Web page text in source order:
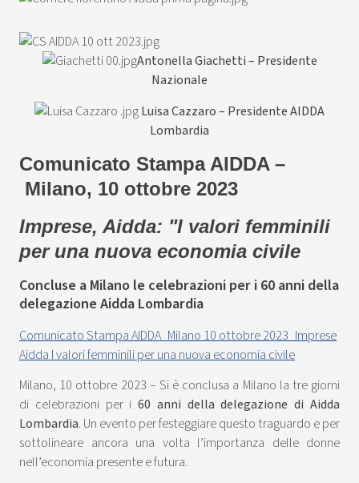
Antonella Giachetti – Presidente
Nazionale
Luisa Cazzaro – Presidente AIDDA
Lombardia
Comunicato Stampa AIDDA –
Milano, 10 ottobre 2023
Imprese, Aidda: "I valori femminili
per una nuova economia civile
Concluse a Milano le celebrazioni per i 60 anni della
delegazione Aidda Lombardia
Comunicato Stampa AIDDA_Milano 10 ottobre 2023_Imprese
Aidda I valori femminili per una nuova economia civile
Milano, 10 ottobre 2023 – Si è conclusa a Milano la tre giorni
di celebrazioni per i60 anni della delegazione di Aidda
Lombardia. Un evento per festeggiare questo traguardo e per
sottolineare ancora una volta l’importanza delle donne
nell’economia presente e futura.